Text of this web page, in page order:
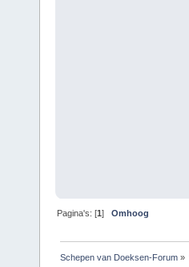
Pagina's: [1]Omhoog
Schepen van Doeksen-Forum »